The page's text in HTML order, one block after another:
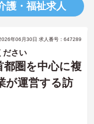
護・福祉求人
年06月30日 求人番号：647289
さい
圏を中心に複
が運営する訪